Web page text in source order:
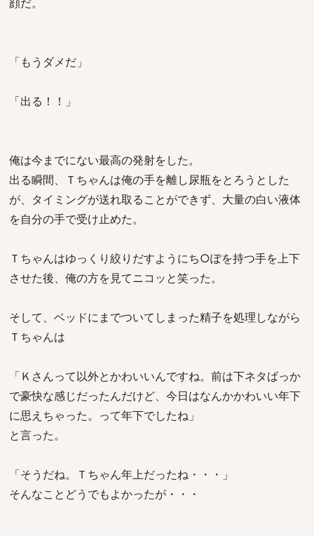
「もうダメだ」
「出る！！」
俺は今までにない最高の発射をした。
出る瞬間、Ｔちゃんは俺の手を離し尿瓶をとろうとした
が、タイミングが送れ取ることができず、大量の白い液体
を自分の手で受け止めた。
Ｔちゃんはゆっくり絞りだすようにち○ぽを持つ手を上下
させた後、俺の方を見てニコッと笑った。
そして、ベッドにまでついてしまった精子を処理しながら
Ｔちゃんは
「Ｋさんって以外とかわいいんですね。前は下ネタばっか
で豪快な感じだったんだけど、今日はなんかかわいい年下
に思えちゃった。って年下でしたね」
と言った。
「そうだね。Ｔちゃん年上だったね・・・」
そんなことどうでもよかったが・・・